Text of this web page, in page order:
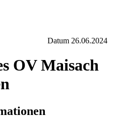
Datum 26.06.2024
OV Maisach